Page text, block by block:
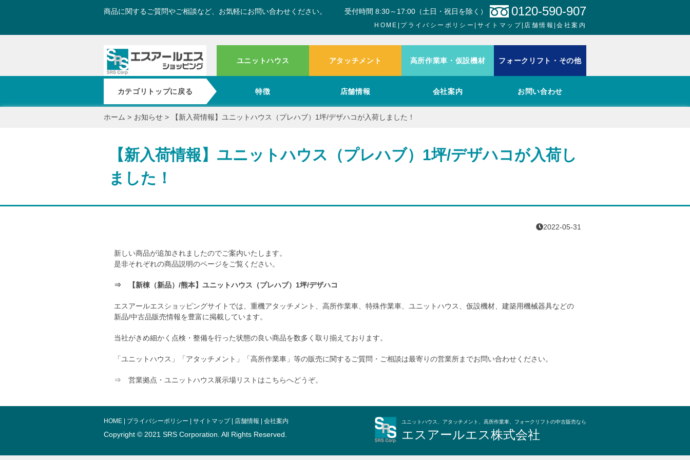
受付時間 8:30～17:00（土日・祝日を除く） 0120-590-907
商品に関するご質問やご相談など、お気軽にお問い合わせください。
HOME プライバシーポリシー サイトマップ 店舗情報 |会社案内
ユニットハウス アタッチメント 高所作業車・仮設機材 フォークリフト・その他
カテゴリトップに戻る 特徴 店舗情報 会社案内 お問い合わせ
ホーム > お知らせ > 【新入荷情報】ユニットハウス（プレハブ）1坪/デザハコが入荷しました！
【新入荷情報】ユニットハウス（プレハブ）1坪/デザハコが入荷し
ました！
2022-05-31
新しい商品が追加されましたのでご案内いたします。
是非それぞれの商品説明のページをご覧ください。
⇒ 【新棟（新品）/熊本】ユニットハウス（プレハブ）1坪/デザハコ
エスアールエスショッピングサイトでは、重機アタッチメント、高所作業車、特殊作業車、ユニットハウス、仮設機材、建築用機械器具などの
新品/中古品販売情報を豊富に掲載しています。
当社がきめ細かく点検・整備を行った状態の良い商品を数多く取り揃えております。
「ユニットハウス」「アタッチメント」「高所作業車」等の販売に関するご質問・ご相談は最寄りの営業所までお問い合わせください。
⇒ 営業拠点・ユニットハウス展示場リストはこちらへどうぞ。
ユニットハウス、アタッチメント、高所作業車、フォークリフトの中古販売なら
エスアールエス株式会社
HOME プライバシーポリシー サイトマップ| 店舗情報 会社案内
Copyright © 2021 SRS Corporation. All Rights Reserved.